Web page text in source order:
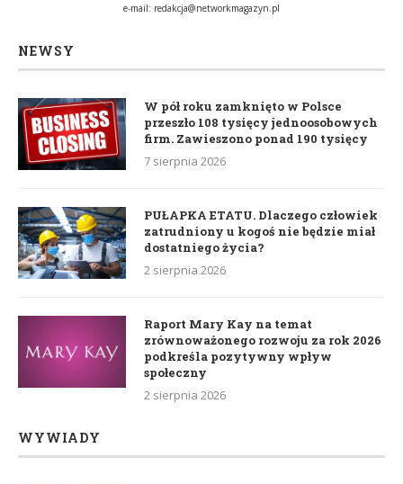
e-mail: redakcja@networkmagazyn.pl
NEWSY
W pół roku zamknięto w Polsce
przeszło 108 tysięcy jednoosobowych
firm. Zawieszono ponad 190 tysięcy
7 sierpnia 2026
PUŁAPKA ETATU. Dlaczego człowiek
zatrudniony u kogoś nie będzie miał
dostatniego życia?
2 sierpnia 2026
Raport Mary Kay na temat
zrównoważonego rozwoju za rok 2026
podkreśla pozytywny wpływ
społeczny
2 sierpnia 2026
WYWIADY